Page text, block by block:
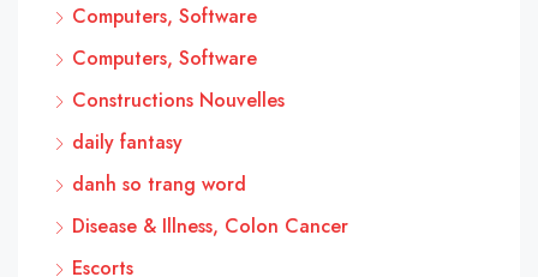
Computers, Software
Computers, Software
Constructions Nouvelles
daily fantasy
danh so trang word
Disease & Illness, Colon Cancer
Escorts